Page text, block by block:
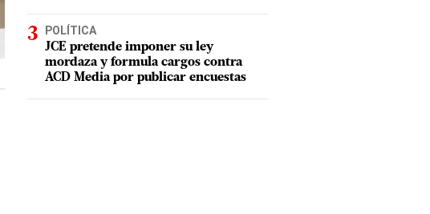
POLÍTICA
JCE pretende imponer su ley
mordaza y formula cargos contra
ACD Media por publicar encuestas